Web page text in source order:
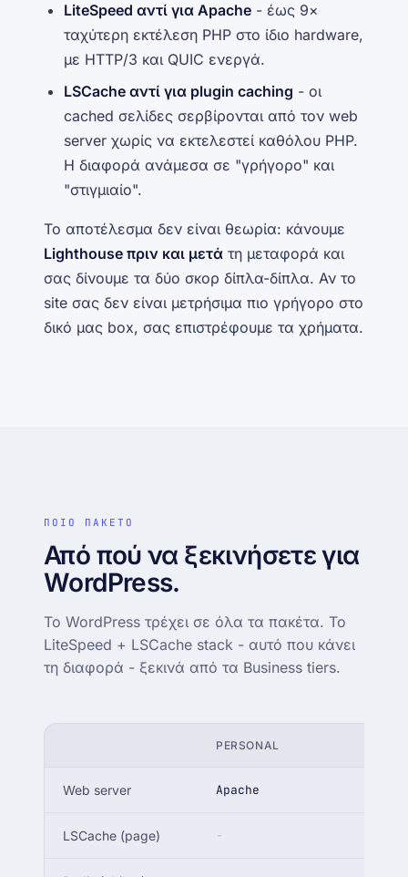
LiteSpeed αντί για Apache - έως 9×
ταχύτερη εκτέλεση PHP στο ίδιο hardware,
με HTTP/3 και QUIC ενεργά.
LSCache αντί για plugin caching - οι
cached σελίδες σερβίρονται από τον web
server χωρίς να εκτελεστεί καθόλου PHP.
Η διαφορά ανάμεσα σε "γρήγορο" και
"στιγμιαίο".
Το αποτέλεσμα δεν είναι θεωρία: κάνουμε
Lighthouse πριν και μετά τη μεταφορά και
σας δίνουμε τα δύο σκορ δίπλα-δίπλα. Αν το
site σας δεν είναι μετρήσιμα πιο γρήγορο στο
δικό μας box, σας επιστρέφουμε τα χρήματα.
ΠΟΙΟ ΠΑΚΕΤΟ
Από πού να ξεκινήσετε για
WordPress.
Το WordPress τρέχει σε όλα τα πακέτα. Το
LiteSpeed + LSCache stack - αυτό που κάνει
τη διαφορά - ξεκινά από τα Business tiers.
PERSONAL
Web server Apache
LSCache (page) -